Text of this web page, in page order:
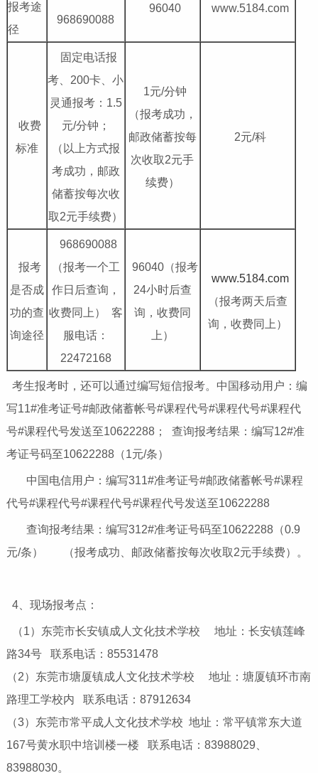
报考途
径
968690088
96040 www.5184.com
收费
标准
固定电话报
考、200卡、小
灵通报考：1.5
元/分钟；
（以上方式报
考成功，邮政
储蓄按每次收
取2元手续费）
1元/分钟
（报考成功，
邮政储蓄按每
次收取2元手
续费）
2元/科
报考
是否成
功的查
询途径
968690088
（报考一个工
作日后查询，
收费同上） 客
服电话：
22472168
96040（报考
24小时后查
询，收费同
上）
www.5184.com
（报考两天后查
询，收费同上）
考生报考时，还可以通过编写短信报考。中国移动用户：编
写11#准考证号#邮政储蓄帐号#课程代号#课程代号#课程代
号#课程代号发送至10622288； 查询报考结果：编写12#准
考证号码至10622288（1元/条）
中国电信用户：编写311#准考证号#邮政储蓄帐号#课程
代号#课程代号#课程代号#课程代号发送至10622288
查询报考结果：编写312#准考证号码至10622288（0.9
元/条） （报考成功、邮政储蓄按每次收取2元手续费）。
4、现场报考点：
（1）东莞市长安镇成人文化技术学校 地址：长安镇莲峰
路34号 联系电话：85531478
（2）东莞市塘厦镇成人文化技术学校 地址：塘厦镇环市南
路理工学校内 联系电话：87912634
（3）东莞市常平成人文化技术学校 地址：常平镇常东大道
167号黄水职中培训楼一楼 联系电话：83988029、
83988030。